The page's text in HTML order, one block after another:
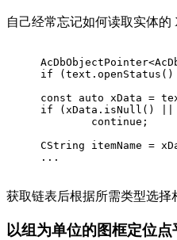
自己经常忘记如何读取实体的
if (text. openStatus ()
const
auto xData =
if (xData. isNull () ||
continue ;
CString itemName =
...
获取链表后根据所需类型选择
以组为单位的图框定位点